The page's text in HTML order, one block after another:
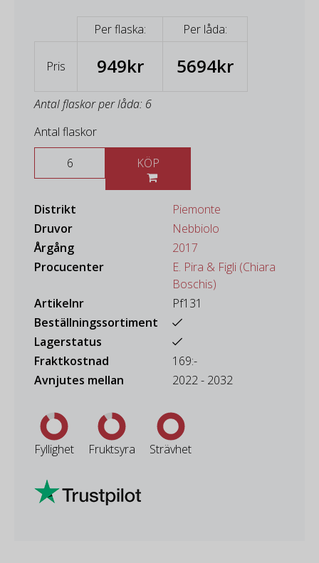
Per flaska: Per låda:
Pris 949kr 5694kr
Antal flaskor per låda: 6
Antal flaskor
Distrikt
Piemonte
Druvor
Nebbiolo
Årgång
2017
Procucenter
E. Pira & Figli (Chiara
Boschis)
Artikelnr
Pf131
Beställningssortiment
Lagerstatus
Fraktkostnad
169:-
Avnjutes mellan
2022 - 2032
Fyllighet Fruktsyra Strävhet